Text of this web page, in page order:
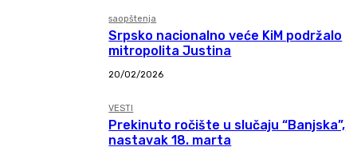
saopštenja
Srpsko nacionalno veće KiM podržalo
mitropolita Justina
20/02/2026
VESTI
Prekinuto ročište u slučaju “Banjska”,
nastavak 18. marta